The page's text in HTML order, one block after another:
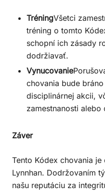
TréningVšetci
tréning o tomto
schopní ich zásady
dodržiavať.
Vynucovanie
chovania bude
disciplinárnej akcii,
zamestnanosti
Záver
Tento Kódex chovania
Lynnhan. Dodržovaním
našu reputáciu za